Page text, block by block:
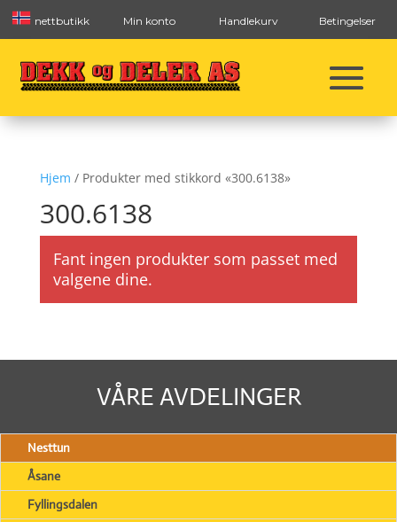
nettbutikk Min konto Handlekurv Betingelser
Hjem / Produkter med stikkord «300.6138»
300.6138
Fant ingen produkter som passet med
valgene dine.
VÅRE AVDELINGER
Nesttun
Åsane
Fyllingsdalen